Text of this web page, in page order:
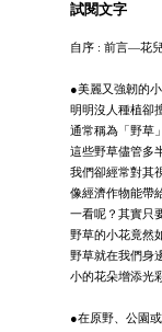
試閱文字
自序 : 前言—花
●美麗又強韌的
明明沒人種植卻
通常稱為「野草
這些野草儘管多
我們卻經常對其
像經濟作物能帶
一看呢？其實只
野草的小花竟然
野草就在我們身
小的花朵增添光
●在原野、公園